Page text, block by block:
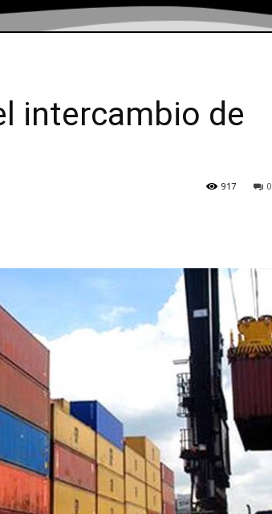
intercambio de
0
917